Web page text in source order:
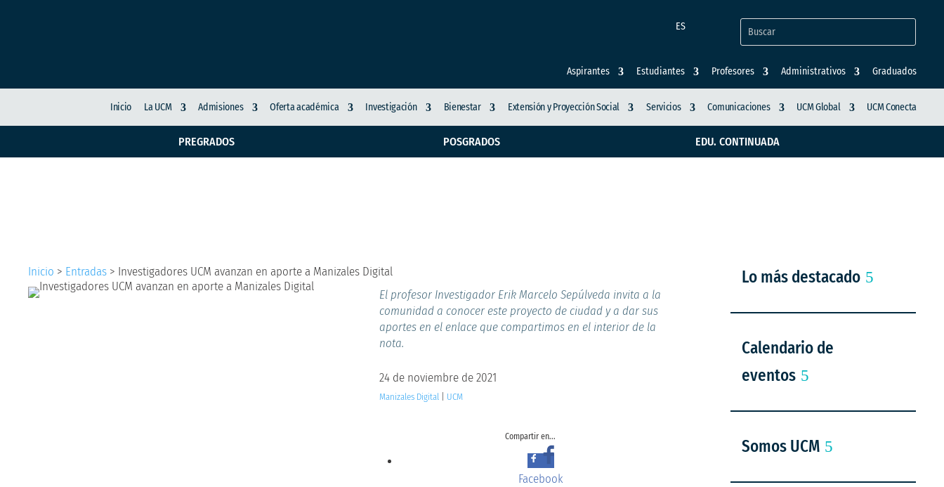
ES
Aspirantes Estudiantes Profesores Administrativos Graduados
Inicio La UCM Admisiones Oferta académica Investigación Bienestar Extensión y Proyección Social Servicios Comunicaciones UCM Global UCM Conecta
PREGRADOS POSGRADOS EDU. CONTINUADA
Inicio > Entradas > Investigadores UCM avanzan en aporte a Manizales Digital
El profesor Investigador Erik Marcelo Sepúlveda invita a la
comunidad a conocer este proyecto de ciudad y a dar sus
aportes en el enlace que compartimos en el interior de la
nota.
24 de noviembre de 2021
Manizales Digital UCM
Compartir en...
Facebook
Lo más destacado
Calendario de
eventos
Somos UCM